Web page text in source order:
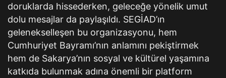
doruklarda hissederken, geleceğe yönelik umut
dolu mesajlar da paylaşıldı. SEGİAD’ın
gelenekselleşen bu organizasyonu, hem
Cumhuriyet Bayramı’nın anlamını pekiştirmek
hem de Sakarya’nın sosyal ve kültürel yaşamına
katkıda bulunmak adına önemli bir platform